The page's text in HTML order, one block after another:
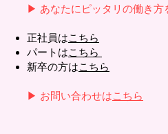
▶ あなたにピッタリの働き方
正社員はこちら
パートはこちら
新卒の方はこちら
▶ お問い合わせはこちら